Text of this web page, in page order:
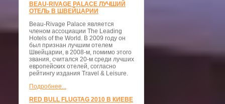
BEAU-RIVAGE PALACE ЛУЧШИЙ
ОТЕЛЬ В ШВЕЙЦАРИИ
Beau-Rivage Palace является
членом ассоциации The Leading
Hotels of the World. В 2009 году он
был признан лучшим отелем
Швейцарии, в 2008-м, помимо этого
звания, считался 20-м среди лучших
европейских отелей, согласно
рейтингу издания Travel & Leisure.
Подробнее...
RED BULL FLUGTAG 2010 В КИЕВЕ